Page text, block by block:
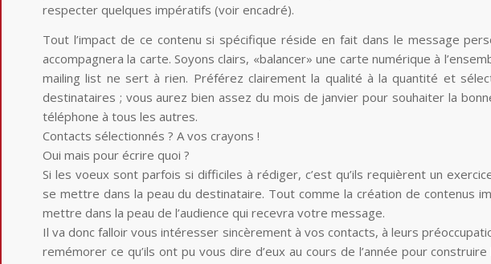
respecter quelques impératifs (voir encadré).
Tout l’impact de ce contenu si spécifique réside en fait dans le message
accompagnera la carte. Soyons clairs, «balancer» une carte numérique à
mailing list ne sert à rien. Préférez clairement la qualité à la quantité et
destinataires ; vous aurez bien assez du mois de janvier pour souhaiter la
téléphone à tous les autres.
Contacts sélectionnés ? A vos crayons !
Oui mais pour écrire quoi ?
Si les voeux sont parfois si difficiles à rédiger, c’est qu’ils requièrent un
se mettre dans la peau du destinataire. Tout comme la création de contenus
mettre dans la peau de l’audience qui recevra votre message.
Il va donc falloir vous intéresser sincèrement à vos contacts, à leurs
remémorer ce qu’ils ont pu vous dire d’eux au cours de l’année pour